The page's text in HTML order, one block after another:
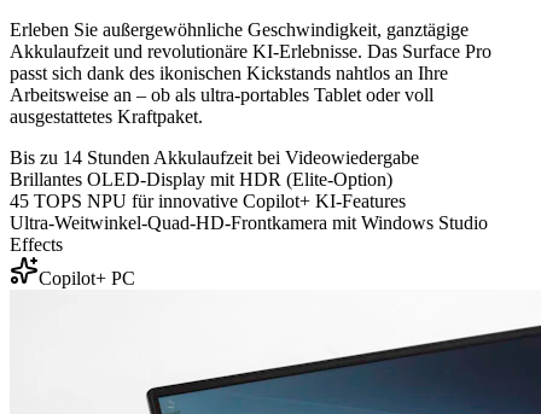
Erleben Sie außergewöhnliche Geschwindigkeit, ganztägige
Akkulaufzeit und revolutionäre KI-Erlebnisse. Das Surface Pro
passt sich dank des ikonischen Kickstands nahtlos an Ihre
Arbeitsweise an – ob als ultra-portables Tablet oder voll
ausgestattetes Kraftpaket.
Bis zu 14 Stunden Akkulaufzeit bei Videowiedergabe
Brillantes OLED-Display mit HDR (Elite-Option)
45 TOPS NPU für innovative Copilot+ KI-Features
Ultra-Weitwinkel-Quad-HD-Frontkamera mit Windows Studio
Effects
Copilot+ PC